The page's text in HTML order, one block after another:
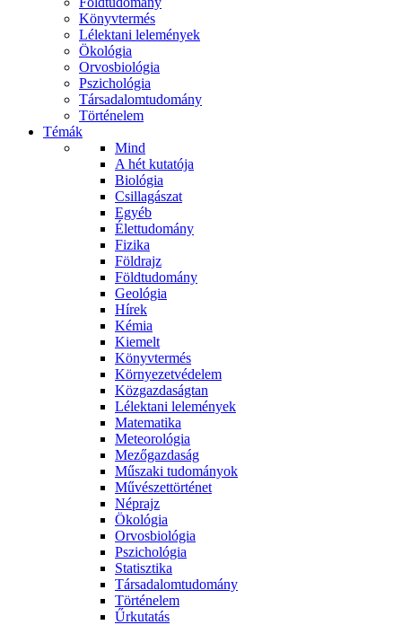
Könyvtermés
Lélektani lelemények
Ökológia
Orvosbiológia
Pszichológia
Társadalomtudomány
Történelem
Témák
Mind
A hét kutatója
Biológia
Csillagászat
Egyéb
Élettudomány
Fizika
Földrajz
Földtudomány
Geológia
Hírek
Kémia
Kiemelt
Könyvtermés
Környezetvédelem
Közgazdaságtan
Lélektani lelemények
Matematika
Meteorológia
Mezőgazdaság
Műszaki tudományok
Művészettörténet
Néprajz
Ökológia
Orvosbiológia
Pszichológia
Statisztika
Társadalomtudomány
Történelem
Űrkutatás